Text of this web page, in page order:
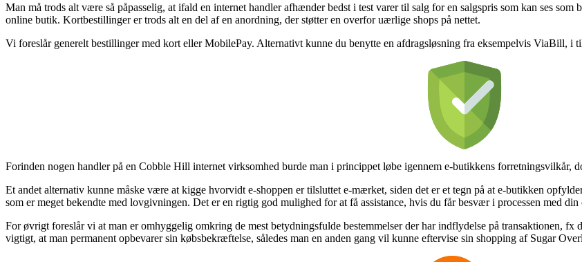
Man må trods alt være så påpasselig, at ifald en internet handler afhænder bedst i test varer til salg for en salgspris som kan ses
online butik. Kortbestillinger er trods alt en del af en anordning, der støtter en overfor uærlige shops på nettet.
Vi foreslår generelt bestillinger med kort eller MobilePay. Alternativt kunne du benytte en afdragsløsning fra eksempelvis ViaBill,
Forinden nogen handler på en Cobble Hill internet virksomhed burde man i princippet løbe igennem e-butikkens forretningsvilkår,
Et andet alternativ kunne måske være at kigge hvorvidt e-shoppen er tilsluttet e-mærket, siden det er et tegn på at e-butikken
som er meget bekendte med lovgivningen. Det er en rigtig god mulighed for at få assistance, hvis du får besvær i processen med din
For øvrigt foreslår vi at man er omhyggelig omkring de mest betydningsfulde bestemmelser der har indflydelse på transaktionen, fx
vigtigt, at man permanent opbevarer sin købsbekræftelse, således man en anden gang vil kunne eftervise sin shopping af Sugar